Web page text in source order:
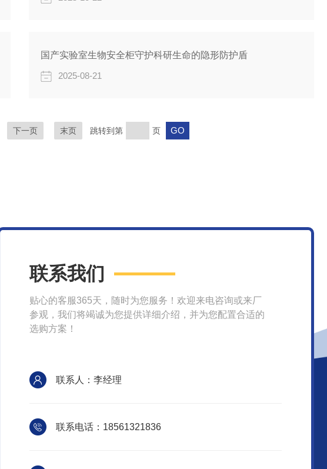
国产实验室生物安全柜守护科研生命的隐形防护盾
2025-08-21
下一页 末页 跳转到第 页
联系我们
贴心的客服365天，随时为您服务！欢迎来电咨询或来厂
参观，我们将竭诚为您提供详细介绍，并为您配置合适的
选购方案！
联系人：李经理
联系电话：18561321836